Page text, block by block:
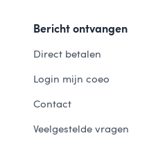
Bericht ontvangen
Direct betalen
Login mijn coeo
Contact
Veelgestelde vragen